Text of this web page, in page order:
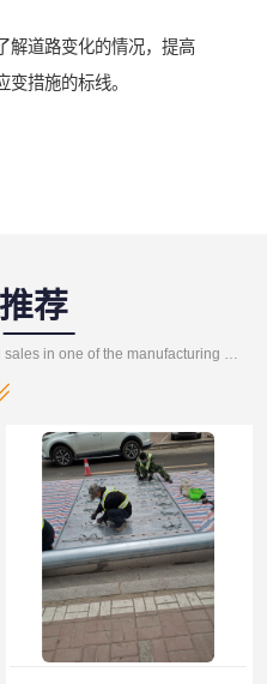
解道路变化的情况，提高
措施的标线。
荐